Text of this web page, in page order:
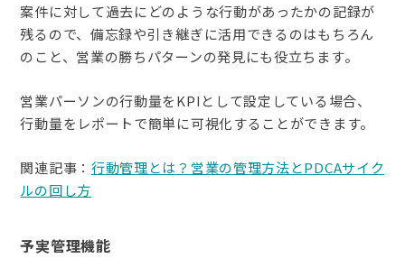
案件に対して過去にどのような行動があったかの記録が
残るので、備忘録や引き継ぎに活用できるのはもちろん
のこと、営業の勝ちパターンの発見にも役立ちます。
営業パーソンの行動量をKPIとして設定している場合、
行動量をレポートで簡単に可視化することができます。
関連記事： 行動管理とは？営業の管理方法とPDCAサイク
ルの回し方
予実管理機能